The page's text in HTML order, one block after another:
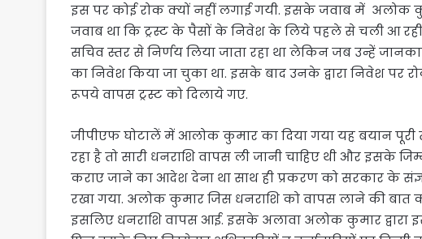
इस पर कोई रोक क्यों नहीं लगाई गयी. इसके जवाब में अलोक
जवाब था कि ट्रस्ट के पैसों के निवेश के लिये पहले से चली आ रही
सचिव स्तर से निर्णय लिया जाता रहा था लेकिन जब उन्हें
का निवेश किया जा चुका था. इसके बाद उनके द्वारा निवेश पर
रूपये वापस ट्रस्ट को दिलाये गए.
जीपीएफ घोटालें में आलोक कुमार का दिया गया यह बयान पूरी
रहा है तो सारी धनराशि वापस ली जानी चाहिए थी और इसके
कराए जाने का आदेश देना था साथ ही प्रकरण को सरकार के
रखा गया. अलोक कुमार जिस धनराशि को वापस लाने की बात
इसलिए धनराशि वापस आई. इसके अलावा अलोक कुमार द्वारा